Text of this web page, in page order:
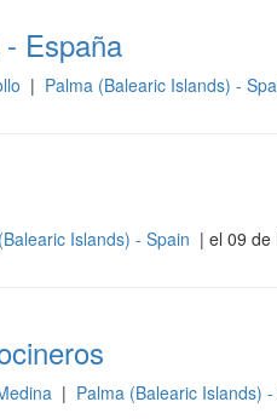
España
| Palma (Balearic Islands) -
Islands) - Spain | el 09 de
| Palma (Balearic Islands)